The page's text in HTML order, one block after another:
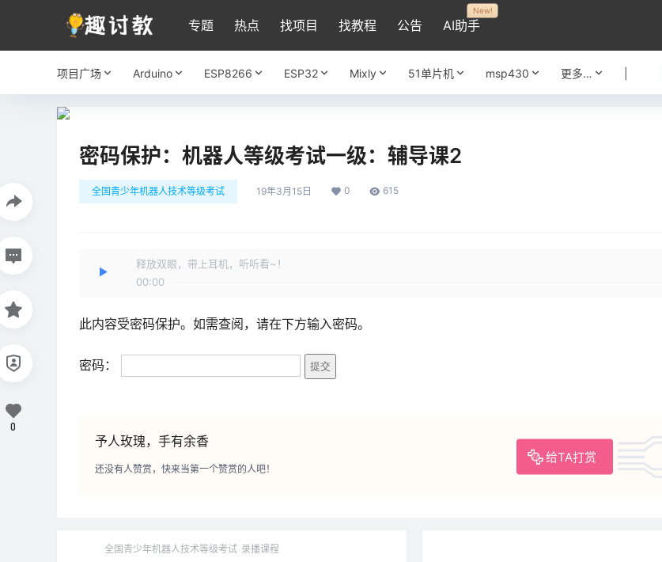
专题 热点 找项目 找教程 公告 AI助手
New!
项目广场 Arduino ESP8266 ESP32 Mixly 51单片机 msp430 更多…
密码保护：机器人等级考试一级：辅导课2
全国青少年机器人技术等级考试 19年3月15日 0 615
释放双眼，带上耳机，听听看~！
00:00
此内容受密码保护。如需查阅，请在下方输入密码。
密码：
予人玫瑰，手有余香
给TA打赏
还没有人赞赏，快来当第一个赞赏的人吧！
0
全国青少年机器人技术等级考试 录播课程